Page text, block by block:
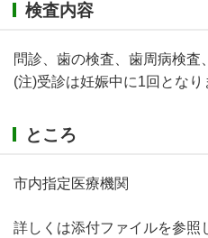
検査内容
問診、歯の検査、歯周病検査
(注)受診は妊娠中に1回となり
ところ
市内指定医療機関
詳しくは添付ファイルを参照